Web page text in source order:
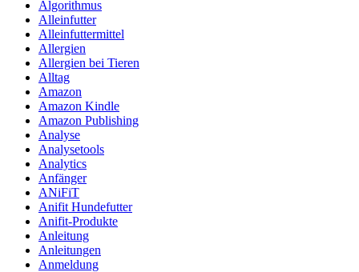
Algorithmus
Alleinfutter
Alleinfuttermittel
Allergien
Allergien bei Tieren
Alltag
Amazon
Amazon Kindle
Amazon Publishing
Analyse
Analysetools
Analytics
Anfänger
ANiFiT
Anifit Hundefutter
Anifit-Produkte
Anleitung
Anleitungen
Anmeldung